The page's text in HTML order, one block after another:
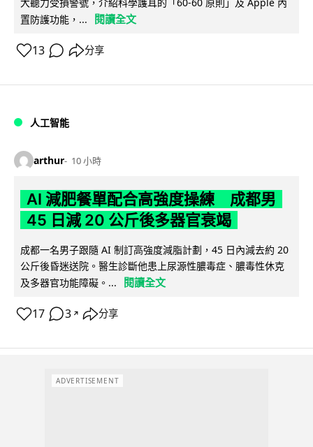
置防護功能，...
閱讀全文
13 分享
人工智能
arthur 10 小時
AI 減肥餐單配合高強度操練 成都男
45 日減 20 公斤後多器官衰竭
成都一名男子跟隨 AI 制訂高強度減脂計劃，45 日內減去約 20
公斤後昏迷送院。醫生診斷他患上尿源性膿毒症、膿毒性休克
及多器官功能障礙。...
閱讀全文
17 3 ↗ 分享
ADVERTISEMENT